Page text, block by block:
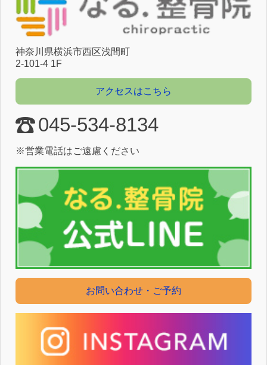
神奈川県横浜市⻄区浅間町
2-101-4 1F
アクセスはこちら
045-534-8134
※営業電話はご遠慮ください
お問い合わせ・ご予約